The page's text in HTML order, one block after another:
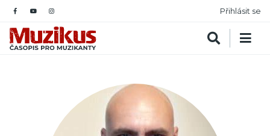
Přihlásit se